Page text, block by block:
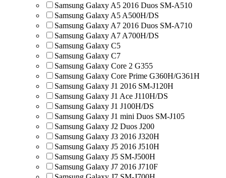
Samsung Galaxy A5 2016 Duos SM-A510
Samsung Galaxy A5 A500H/DS
Samsung Galaxy A7 2016 Duos SM-A710
Samsung Galaxy A7 A700H/DS
Samsung Galaxy C5
Samsung Galaxy C7
Samsung Galaxy Core 2 G355
Samsung Galaxy Core Prime G360H/G361H
Samsung Galaxy J1 2016 SM-J120H
Samsung Galaxy J1 Ace J110H/DS
Samsung Galaxy J1 J100H/DS
Samsung Galaxy J1 mini Duos SM-J105
Samsung Galaxy J2 Duos J200
Samsung Galaxy J3 2016 J320H
Samsung Galaxy J5 2016 J510H
Samsung Galaxy J5 SM-J500H
Samsung Galaxy J7 2016 J710F